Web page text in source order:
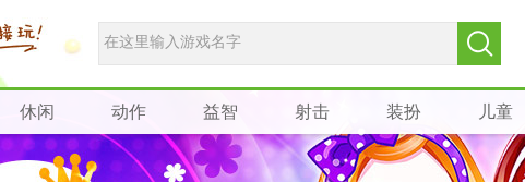
休闲 动作 益智 射击 装扮 儿童